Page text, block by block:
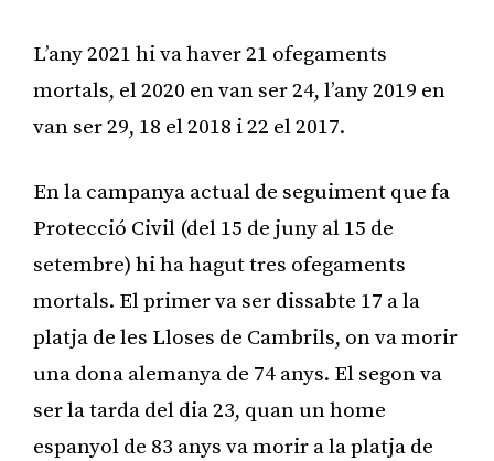
L’any 2021 hi va haver 21 ofegaments
mortals, el 2020 en van ser 24, l’any 2019 en
van ser 29, 18 el 2018 i 22 el 2017.
En la campanya actual de seguiment que fa
Protecció Civil (del 15 de juny al 15 de
setembre) hi ha hagut tres ofegaments
mortals. El primer va ser dissabte 17 a la
platja de les Lloses de Cambrils, on va morir
una dona alemanya de 74 anys. El segon va
ser la tarda del dia 23, quan un home
espanyol de 83 anys va morir a la platja de